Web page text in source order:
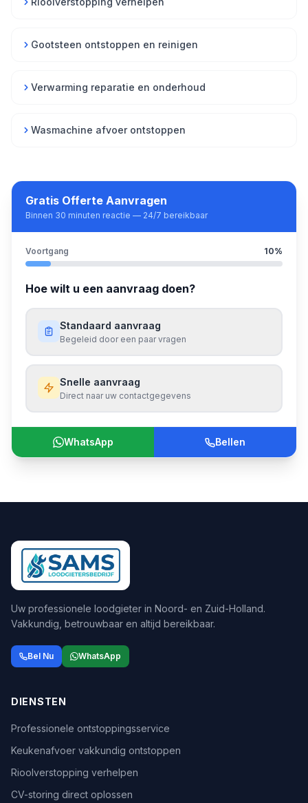
Gootsteen ontstoppen en reinigen
Verwarming reparatie en onderhoud
Wasmachine afvoer ontstoppen
Gratis Offerte Aanvragen
Binnen 30 minuten reactie — 24/7 bereikbaar
Voortgang 10%
Hoe wilt u een aanvraag doen?
Standaard aanvraag
Begeleid door een paar vragen
Snelle aanvraag
Direct naar uw contactgegevens
WhatsApp Bellen
Uw professionele loodgieter in Noord- en Zuid-Holland.
Vakkundig, betrouwbaar en altijd bereikbaar.
Bel Nu WhatsApp
DIENSTEN
Professionele ontstoppingsservice
Keukenafvoer vakkundig ontstoppen
Rioolverstopping verhelpen
CV-storing direct oplossen